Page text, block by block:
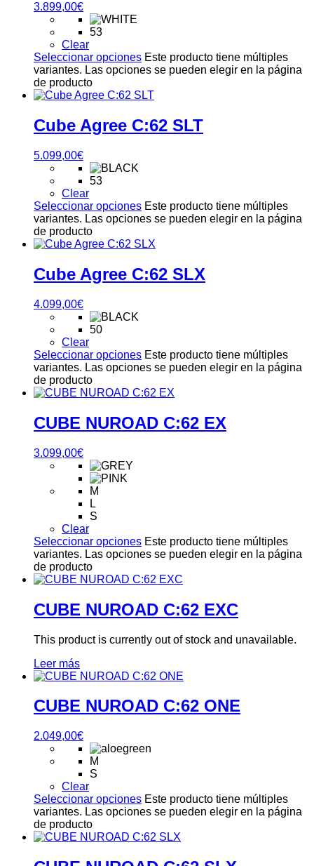
3.899,00€
53
Clear
Seleccionar opciones Este producto tiene múltiples
variantes. Las opciones se pueden elegir en la página
de producto
Cube Agree C:62 SLT
5.099,00€
53
Clear
Seleccionar opciones Este producto tiene múltiples
variantes. Las opciones se pueden elegir en la página
de producto
Cube Agree C:62 SLX
4.099,00€
50
Clear
Seleccionar opciones Este producto tiene múltiples
variantes. Las opciones se pueden elegir en la página
de producto
CUBE NUROAD C:62 EX
3.099,00€
M
L
S
Clear
Seleccionar opciones Este producto tiene múltiples
variantes. Las opciones se pueden elegir en la página
de producto
CUBE NUROAD C:62 EXC
This product is currently out of stock and unavailable.
Leer más
CUBE NUROAD C:62 ONE
2.049,00€
M
S
Clear
Seleccionar opciones Este producto tiene múltiples
variantes. Las opciones se pueden elegir en la página
de producto